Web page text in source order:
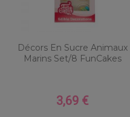
Décors En Sucre Animaux
Marins Set/8 FunCakes
Prix
3,69 €